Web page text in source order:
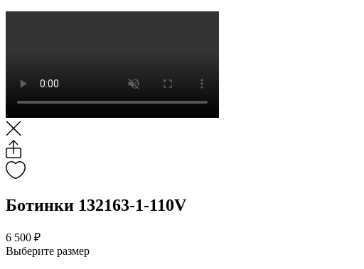
Ботинки 132163-1-110V
6 500 ₽
Выберите размер